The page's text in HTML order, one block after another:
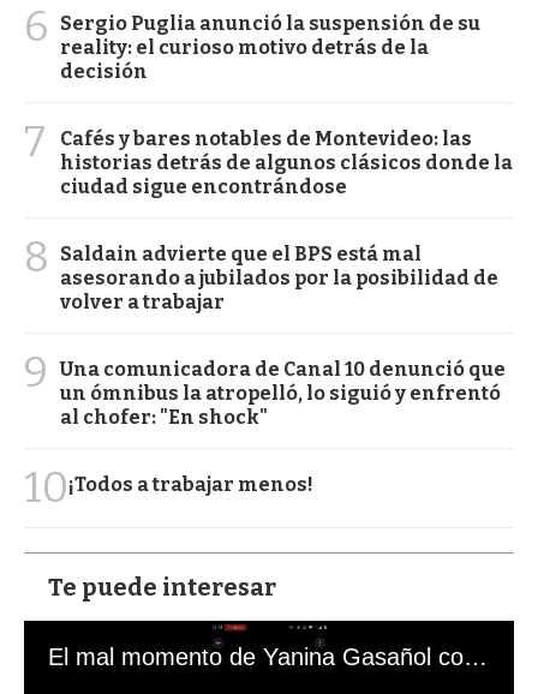
6
Sergio Puglia anunció la suspensión de su
reality: el curioso motivo detrás de la
decisión
7
Cafés y bares notables de Montevideo: las
historias detrás de algunos clásicos donde la
ciudad sigue encontrándose
8
Saldain advierte que el BPS está mal
asesorando a jubilados por la posibilidad de
volver a trabajar
9
Una comunicadora de Canal 10 denunció que
un ómnibus la atropelló, lo siguió y enfrentó
al chofer: "En shock"
10¡Todos a trabajar menos!
Te puede interesar
El mal momento de Yanina Gasañol con un hincha argentino en "Subrayado"